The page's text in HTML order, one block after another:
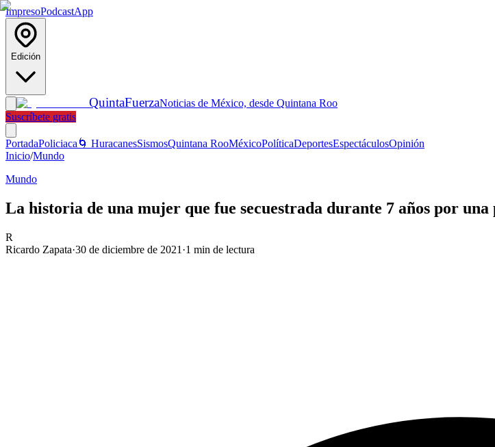
ImpresoPodcastApp
Edición
QuintaFuerzaNoticias de México, desde Quintana Roo
Suscríbete gratis
PortadaPoliciaca 🌀 HuracanesSismosQuintana RooMéxicoPolíticaDeportesEspectáculosOpinión
Inicio/Mundo
Mundo
La historia de una mujer que fue secuestrada durante 7 años por
R
Ricardo Zapata·30 de diciembre de 2021 ·1 min de lectura